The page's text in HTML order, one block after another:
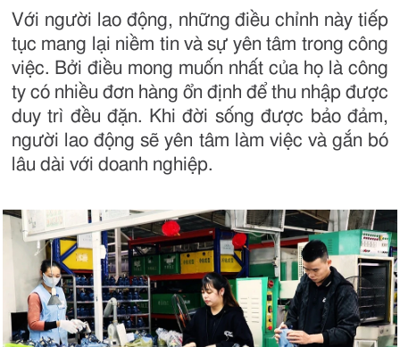
Với người lao động, những điều chỉnh này tiếp
tục mang lại niềm tin và sự yên tâm trong công
việc. Bởi điều mong muốn nhất của họ là công
ty có nhiều đơn hàng ổn định để thu nhập được
duy trì đều đặn. Khi đời sống được bảo đảm,
người lao động sẽ yên tâm làm việc và gắn bó
lâu dài với doanh nghiệp.